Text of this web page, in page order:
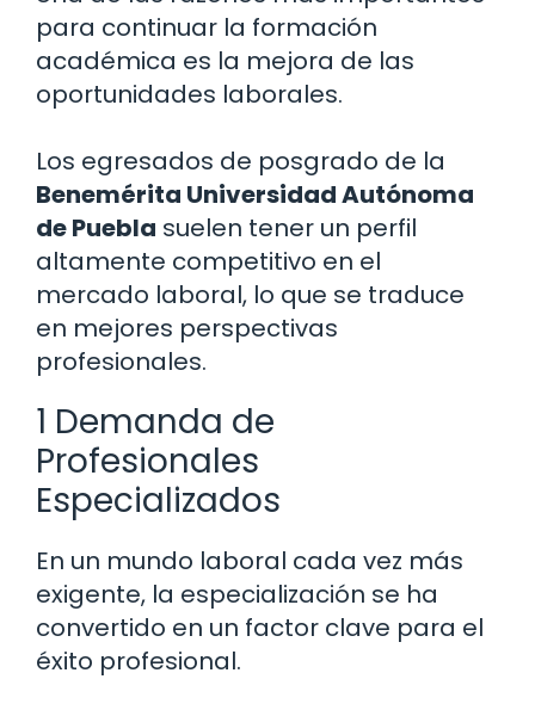
para continuar la formación
académica es la mejora de las
oportunidades laborales.
Los egresados de posgrado de la
Benemérita Universidad Autónoma
de Puebla suelen tener un perfil
altamente competitivo en el
mercado laboral, lo que se traduce
en mejores perspectivas
profesionales.
1 Demanda de
Profesionales
Especializados
En un mundo laboral cada vez más
exigente, la especialización se ha
convertido en un factor clave para el
éxito profesional.